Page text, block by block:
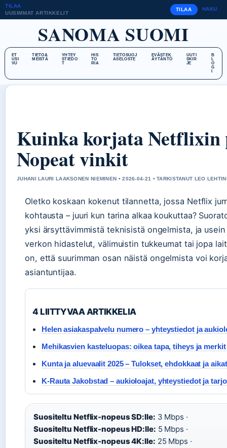
TILAA
UUSIMMAT ARTIKKELIT
TILAA HAKU
SANOMA SUOMI
ET
USI
VU
TIETOA
MEISTÄ
YHTEY
STIEDO
T
HIS
TO
RIA
TIETOSUOJ
ASELOSTE
EVÄSTEK
ÄYTÄNTÖ
UUTI
SKIR
JE
B
L
O
G
Kuinka korjata Netflixin
Nopeat vinkit
JUHANI LAURI LAAKSONEN NIEMINEN • 2026-04-21 • TARKISTANUT LEO
Oletko koskaan kokenut tilannetta, jossa Netflix
kohtausta – juuri kun tarina alkaa koukuttaa?
yksi ärsyttävimmistä teknisistä ongelmista, ja
verkon hidastelut, välimuistin tukkeumat tai jopa
on, että suurimman osan näistä ongelmista voi
asiantuntijaa.
4 LIITTYVAA ARTIKKELIA
Helen asiakaspalvelu numero – yhteystiedot ja
Mehikasvien kasteluopas: oikea tapa, tiheys ja merkit
Kunta ja aluevaalit 2025 – Tulokset, ehdokkaat ja
K-Rauta Jakobstad – aukioloajat, yhteystiedot ja
Suositeltu Netflix-nopeus SD:lle: 3 Mbps ·
Suositeltu Netflix-nopeus HD:lle: 5 Mbps ·
Suositeltu Netflix-nopeus 4K:lle: 25 Mbps ·